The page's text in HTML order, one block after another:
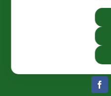
San
+39 02 24416880|
|